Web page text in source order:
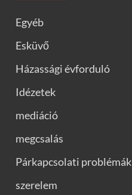
Egyéb
Esküvő
Házassági évforduló
Idézetek
mediáció
megcsalás
Párkapcsolati problémák
szerelem